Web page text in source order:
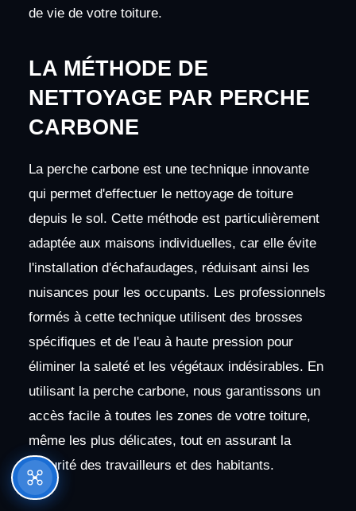
de vie de votre toiture.
LA MÉTHODE DE
NETTOYAGE PAR PERCHE
CARBONE
La perche carbone est une technique innovante
qui permet d'effectuer le nettoyage de toiture
depuis le sol. Cette méthode est particulièrement
adaptée aux maisons individuelles, car elle évite
l'installation d'échafaudages, réduisant ainsi les
nuisances pour les occupants. Les professionnels
formés à cette technique utilisent des brosses
spécifiques et de l'eau à haute pression pour
éliminer la saleté et les végétaux indésirables. En
utilisant la perche carbone, nous garantissons un
accès facile à toutes les zones de votre toiture,
même les plus délicates, tout en assurant la
sécurité des travailleurs et des habitants.